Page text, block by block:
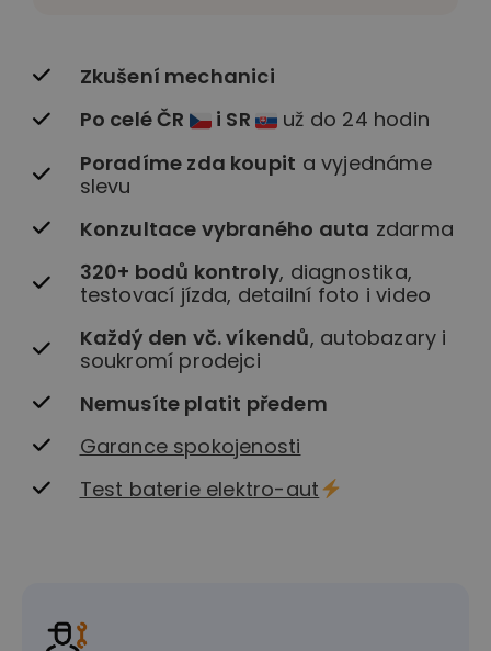
Zkušení mechanici
Po celé ČR
i SR
už do 24 hodin
Poradíme zda koupit a vyjednáme
slevu
Konzultace vybraného auta zdarma
320+ bodů kontroly, diagnostika,
testovací jízda, detailní foto i video
Každý den vč. víkendů, autobazary i
soukromí prodejci
Nemusíte platit předem
Garance spokojenosti
Test baterie elektro-aut